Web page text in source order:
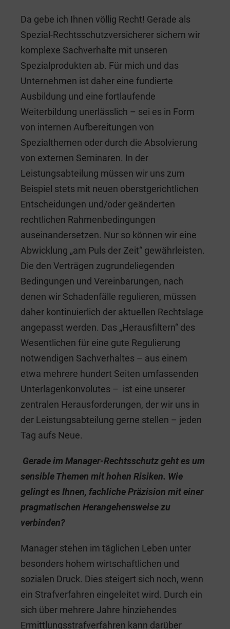
Da gebe ich Ihnen völlig Recht! Gerade als
Spezial-Rechtsschutzversicherer sichern wir
komplexe Sachverhalte mit unseren
Spezialprodukten ab. Für mich und das
Unternehmen ist daher eine fundierte
Ausbildung und eine fortlaufende
Weiterbildung unerlässlich – sei es in Form
von internen Aufbereitungen von
Spezialthemen oder durch die Absolvierung
von externen Seminaren. In der
Leistungsabteilung müssen wir uns zum
Beispiel stets mit neuen oberstgerichtlichen
Entscheidungen und/oder geänderten
rechtlichen Rahmenbedingungen
auseinandersetzen. Nur so können wir eine
Abwicklung „am Puls der Zeit“ gewährleisten.
Die den Verträgen zugrundeliegenden
Bedingungen und Vereinbarungen, nach
denen wir Schadenfälle regulieren, müssen
daher kontinuierlich der aktuellen Rechtslage
angepasst werden. Das „Herausfiltern“ des
Wesentlichen für eine gute Regulierung
notwendigen Sachverhaltes – aus einem
etwa mehrere hundert Seiten umfassenden
Unterlagenkonvolutes – ist eine unserer
zentralen Herausforderungen, der wir uns in
der Leistungsabteilung gerne stellen – jeden
Tag aufs Neue.
Gerade im Manager-Rechtsschutz geht es um
sensible Themen mit hohen Risiken. Wie
gelingt es Ihnen, fachliche Präzision mit einer
pragmatischen Herangehensweise zu
verbinden?
Manager stehen im täglichen Leben unter
besonders hohem wirtschaftlichen und
sozialen Druck. Dies steigert sich noch, wenn
ein Strafverfahren eingeleitet wird. Durch ein
sich über mehrere Jahre hinziehendes
Ermittlungsstrafverfahren kann darüber